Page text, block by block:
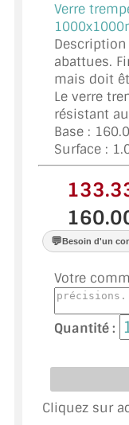
VERRE
VERRE
PAROI DE
VERRE
VERRE ANTI-
VERRE LAQUÉ/
VERRE
PORTE EN
GARDE CORPS
Verre
abattues.
mais doit
Le verre
résistant
Base :
Surface :
💬Besoin d'un
Votre
Quantité :
Cliquez sur